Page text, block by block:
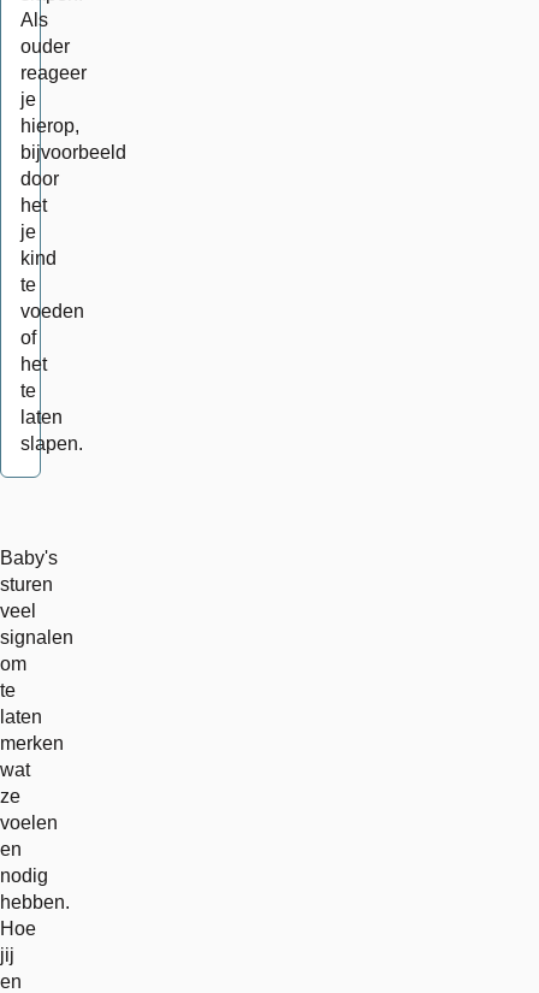
Als
ouder
reageer
je
hierop,
bijvoorbeeld
door
het
je
kind
te
voeden
of
het
te
laten
slapen.
Baby's
sturen
veel
signalen
om
te
laten
merken
wat
ze
voelen
en
nodig
hebben.
Hoe
jij
en